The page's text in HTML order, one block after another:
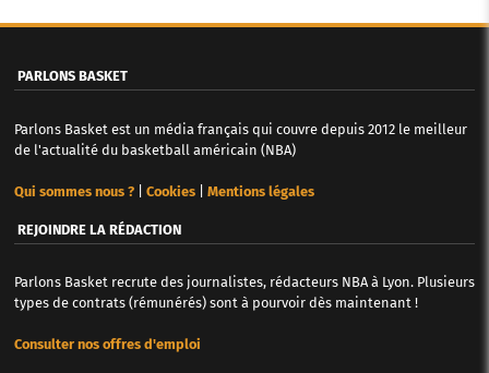
s
PARLONS BASKET
Parlons Basket est un média français qui couvre depuis 2012 le meilleur
de l'actualité du basketball américain (NBA)
Qui sommes nous ?| Cookies| Mentions légales
REJOINDRE LA RÉDACTION
Parlons Basket recrute des journalistes, rédacteurs NBA à Lyon. Plusieurs
types de contrats (rémunérés) sont à pourvoir dès maintenant !
Consulter nos offres d'emploi